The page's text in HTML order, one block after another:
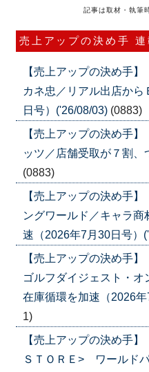
記事は取材・執筆
売上アップの決め手 連
【売上アップの決め手
カネ忠／リアル出店か
日号）('26/08/03) (0883)
【売上アップの決め
ッツ／店舗受取が７割
(0883)
【売上アップの決め手
ングワールド／キャラ
速（2026年7月30日号）
【売上アップの決め手
ゴルフダイジェスト・
在庫循環を加速（2026
1)
【売上アップの決め手
ＳＴＯＲＥ> ワールド